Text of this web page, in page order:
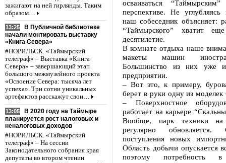
зажигают на ней гирлянды. Таким
образом…
13:25
В Публичной библиотеке
начали монтировать выставку
«Книга Севера»
#НОРИЛЬСК. «Таймырский
телеграф» – Выставка «Книга
Севера» – завершающий этап
большого межмузейного проекта
«Освоение Севера: тысяча лет
успеха». Три сотни уникальных
артефактов расскажут свои…
13:05
В 2020 году на Таймыре
планируется рост налоговых и
неналоговых доходов
#НОРИЛЬСК. «Таймырский
телеграф» – На сессии
Законодательного собрания края
депутаты во втором чтении
осваиваться
перспективе. Не
наш собеседник объясняет:
“Таймырского” хватит
десятилетие.
В комнате отдыха наше
макеты машин
Большинство из них уже
предприятии.
– Вот это, к примеру,
берет в руки одну из моделек
– Поверхностное
работает на карьере
Вообще, парк техники на
регулярно
поступления новых
Область добычи опускается
поэтому потребность в